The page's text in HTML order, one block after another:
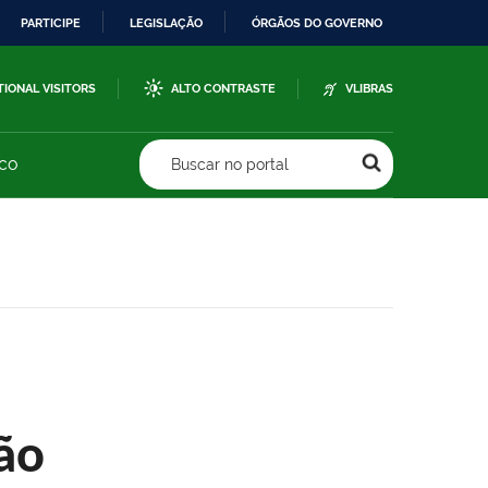
PARTICIPE LEGISLAÇÃO ÓRGÃOS DO GOVERNO
VISITORS ALTO CONTRASTE VLIBRAS
Buscar no portal